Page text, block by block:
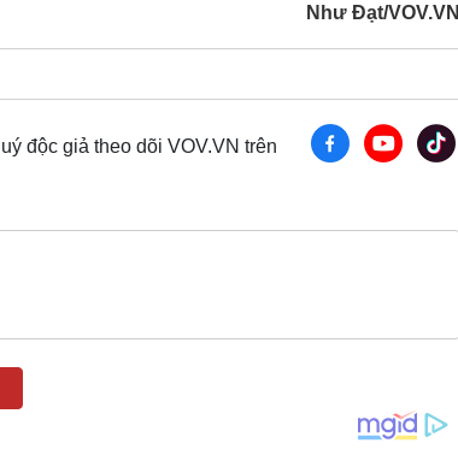
Như Đạt/VOV.VN
độc giả theo dõi VOV.VN trên